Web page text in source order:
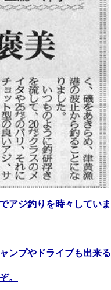
アジ釣りを時々していま
ンプやドライブも出来る
。